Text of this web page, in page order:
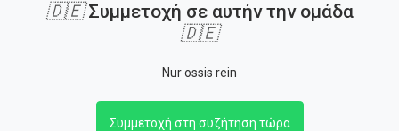
🇩🇪Συμμετοχή σε αυτήν την ομάδα
🇩🇪
Nur ossis rein
Συμμετοχή στη συζήτηση τώρα